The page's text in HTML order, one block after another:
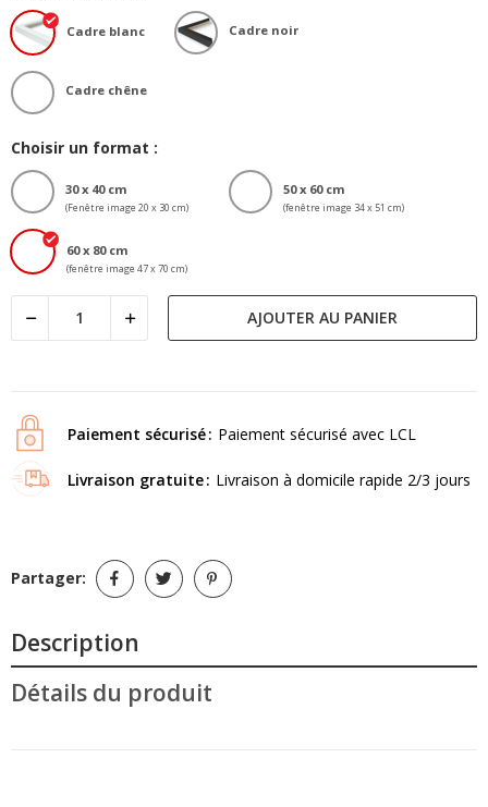
Cadre blanc Cadre noir
Cadre chêne
Choisir un format :
30 x 40 cm
(Fenêtre image 20 x 30 cm)
50 x 60 cm
(fenêtre image 34 x 51 cm)
60 x 80 cm
(fenêtre image 47 x 70 cm)
AJOUTER AU PANIER
Paiement sécurisé Paiement sécurisé avec LCL
Livraison gratuite Livraison à domicile rapide 2/3 jours
Partager:
Description
Détails du produit